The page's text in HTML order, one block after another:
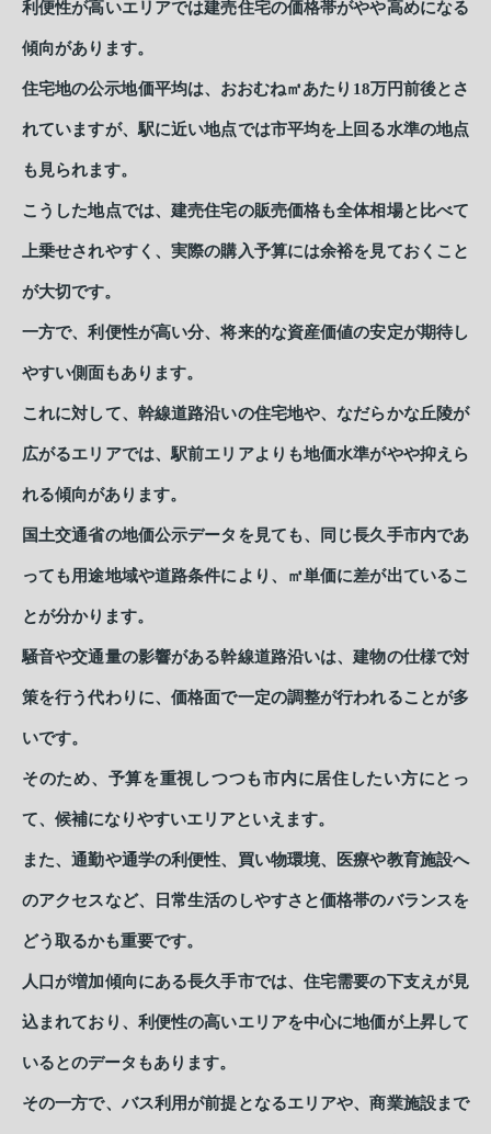
利便性が高いエリアでは建売住宅の価格帯がやや高めになる
傾向があります。
住宅地の公示地価平均は、おおむね㎡あたり18万円前後とさ
れていますが、駅に近い地点では市平均を上回る水準の地点
も見られます。
こうした地点では、建売住宅の販売価格も全体相場と比べて
上乗せされやすく、実際の購入予算には余裕を見ておくこと
が大切です。
一方で、利便性が高い分、将来的な資産価値の安定が期待し
やすい側面もあります。
これに対して、幹線道路沿いの住宅地や、なだらかな丘陵が
広がるエリアでは、駅前エリアよりも地価水準がやや抑えら
れる傾向があります。
国土交通省の地価公示データを見ても、同じ長久手市内であ
っても用途地域や道路条件により、㎡単価に差が出ているこ
とが分かります。
騒音や交通量の影響がある幹線道路沿いは、建物の仕様で対
策を行う代わりに、価格面で一定の調整が行われることが多
いです。
そのため、予算を重視しつつも市内に居住したい方にとっ
て、候補になりやすいエリアといえます。
また、通勤や通学の利便性、買い物環境、医療や教育施設へ
のアクセスなど、日常生活のしやすさと価格帯のバランスを
どう取るかも重要です。
人口が増加傾向にある長久手市では、住宅需要の下支えが見
込まれており、利便性の高いエリアを中心に地価が上昇して
いるとのデータもあります。
その一方で、バス利用が前提となるエリアや、商業施設まで